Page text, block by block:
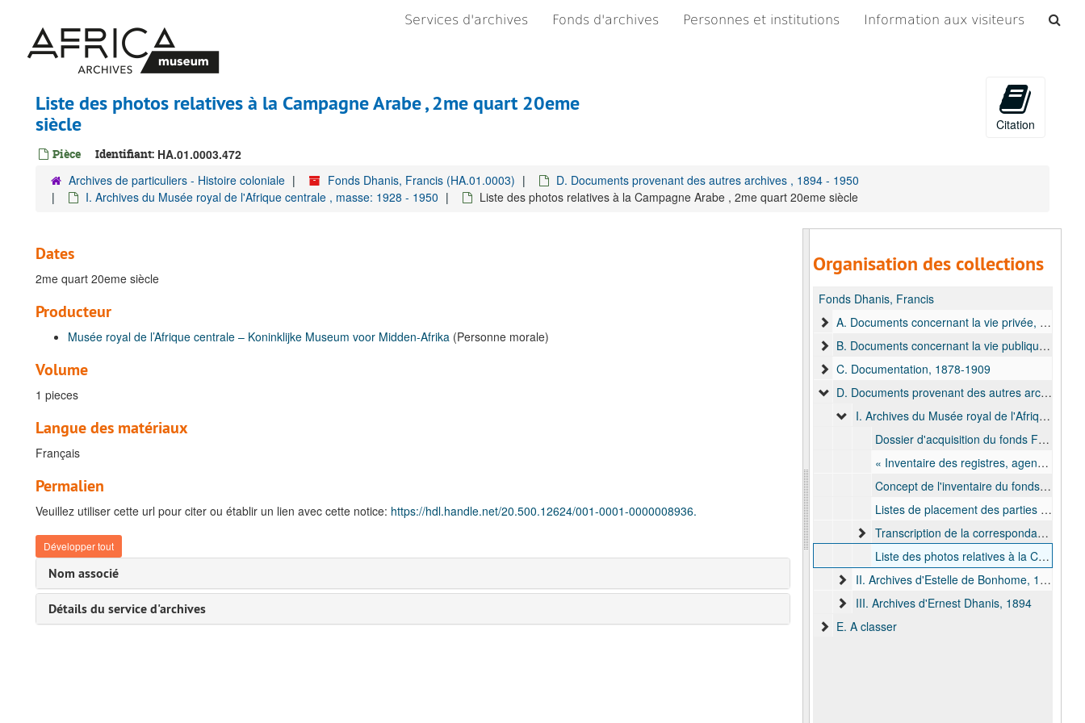
contenu
principal
Services d'archives Fonds d'archives Personnes et institutions Information aux visiteurs
Liste des photos relatives à la Campagne Arabe , 2me quart 20eme
siècle
Pièce Identifiant: HA.01.0003.472
Citation
Archives de particuliers - Histoire coloniale Fonds Dhanis, Francis (HA.01.0003)
D. Documents provenant des autres archives , 1894 - 1950
I. Archives du Musée royal de l'Afrique centrale , masse: 1928 - 1950
Liste des photos relatives à la Campagne Arabe , 2me quart 20eme siècle
Dates
2me quart 20eme siècle
Producteur
Musée royal de l’Afrique centrale – Koninklijke Museum voor Midden-Afrika (Personne morale)
Volume
1 pieces
Langue des matériaux
Français
Permalien
Veuillez utiliser cette url pour citer ou établir un lien avec cette notice: https://hdl.handle.net/20.500.12624/001-0001-0000008936.
Développer tout
Nom associé
Détails du service d'archives
Organisation des collections
Fonds Dhanis, Francis
A. Documents concernant la vie privée, 1881-1908
B. Documents concernant la vie publique, 1872-1907
C. Documentation, 1878-1909
D. Documents provenant des autres archives, 1894-1950
I. Archives du Musée royal de l'Afrique centrale, bulk: 1928-1950
Dossier d'acquisition du fonds Francis Dhanis par le don de sa veuve Estelle de Bonhome, 1928 févr. - 1930 oct.
« Inventaire des registres, agendas et cahiers et des pièces (hormis les nominations et les félicitations) concernant les séjours du baron Dhanis en Afrique au service de l'Etat Indépendant du Congo », Inventaire du fonds Francis Dhanis, donné et conservé au MRAC, Après 1928.
Concept de l'inventaire du fonds Francis Dhanis, Après 1928.
Listes de placement des parties du fonds Francis Dhanis, 2me quart 20eme siècle
Transcription de la correspondance des divers registres., 2me quart 20eme siècle
Liste des photos relatives à la Campagne Arabe, 2me quart 20eme siècle
II. Archives d'Estelle de Bonhome, 1909-1912
III. Archives d'Ernest Dhanis, 1894
E. A classer